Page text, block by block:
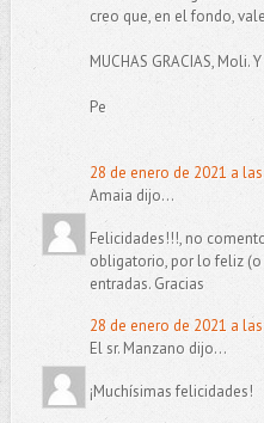
creo que, en el fondo,
MUCHAS GRACIAS, Moli.
Pe
28 de enero de 2021 a
Amaia dijo...
Felicidades!!!, no
obligatorio, por lo feliz (o
entradas. Gracias
28 de enero de 2021 a
El sr. Manzano dijo...
¡Muchísimas felicidades!